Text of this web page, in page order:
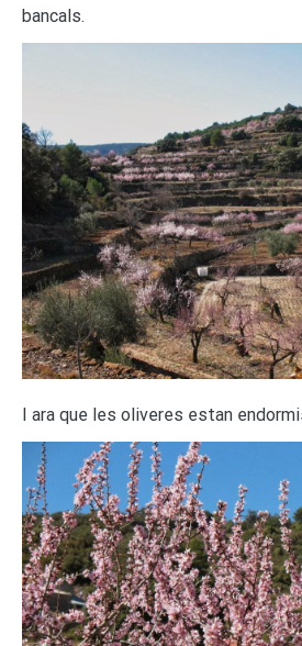
bancals.
I ara que les oliveres estan